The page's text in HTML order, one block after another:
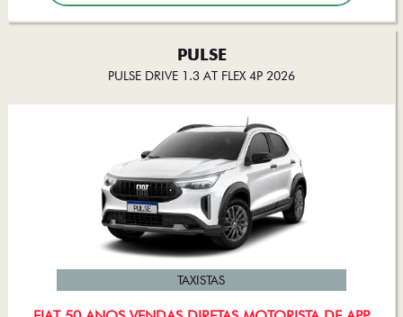
PULSE
PULSE DRIVE 1.3 AT FLEX 4P 2026
TAXISTAS